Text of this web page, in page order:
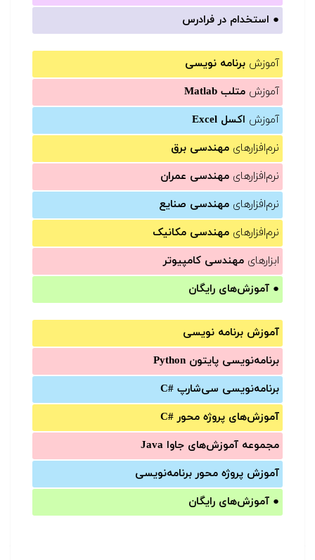
● استخدام در فرادرس
آموزش برنامه نویسی
آموزش متلب Matlab
آموزش اکسل Excel
نرم‌افزارهای مهندسی برق
نرم‌افزارهای مهندسی عمران
نرم‌افزارهای مهندسی صنایع
نرم‌افزارهای مهندسی مکانیک
ابزارهای مهندسی کامپیوتر
● آموزش‌های رایگان
آموزش برنامه نویسی
برنامه‌نویسی پایتون Python
برنامه‌‌نویسی سی‌شارپ C#‎
آموزش‌های پروژه محور #C
مجموعه آموزش‌های جاوا Java
آموزش‌ پروژه محور برنامه‌نویسی
● آموزش‌های رایگان